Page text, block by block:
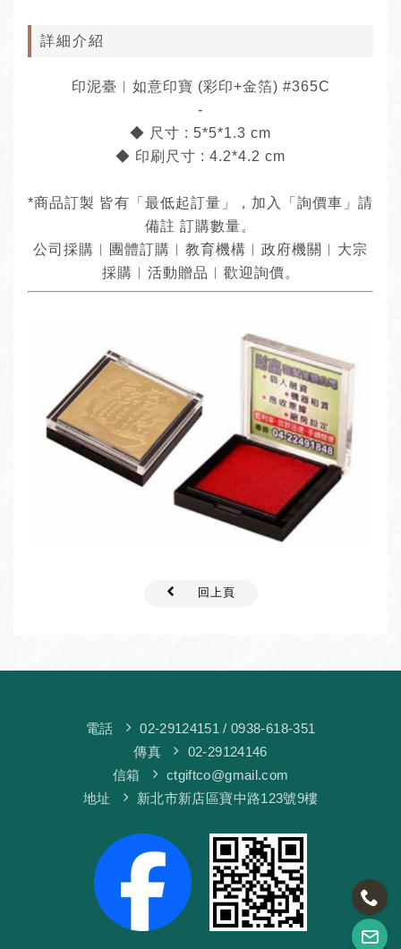
詳細介紹
印泥臺︱如意印寶 (彩印+金箔) #365C
-
◆ 尺寸 : 5*5*1.3 cm
◆ 印刷尺寸 : 4.2*4.2 cm
*商品訂製 皆有「最低起訂量」，加入「詢價車」請
備註 訂購數量。
公司採購︱團體訂購︱教育機構︱政府機關︱大宗
採購︱活動贈品︱歡迎詢價。
回上頁
電話 02-29124151 / 0938-618-351
傳真
02-29124146
信箱
ctgiftco@gmail.com
地址
新北市新店區寶中路123號9樓